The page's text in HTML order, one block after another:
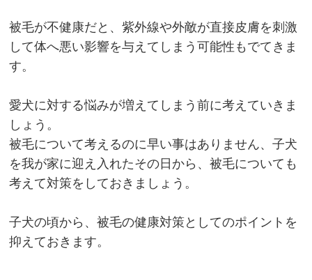
被毛が不健康だと、紫外線や外敵が直接皮膚を刺激
して体へ悪い影響を与えてしまう可能性もでてきま
す。
愛犬に対する悩みが増えてしまう前に考えていきま
しょう。
被毛について考えるのに早い事はありません、子犬
を我が家に迎え入れたその日から、被毛についても
考えて対策をしておきましょう。
子犬の頃から、被毛の健康対策としてのポイントを
抑えておきます。